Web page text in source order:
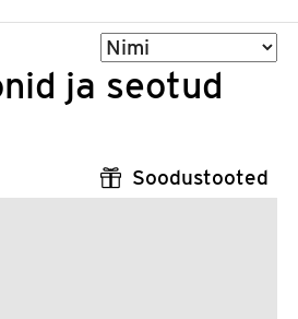
Sorteeri
ja seotud
Soodustooted